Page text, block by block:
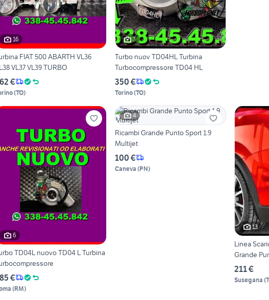
16
FIAT 500 ABARTH VL36
VL37 VL39 TURBO
€
(TO)
3
Turbo nuov TD04HL Turbina
Turbocompressore TD04 HL
350 €
Torino(TO)
6
TD04L nuovo TD04 L Turbina
€
(RM)
4
Ricambi Grande Punto Sport 1.9
Multijet
100 €
Caneva (PN)
13
Linea
Grande
211 €
Susegana (